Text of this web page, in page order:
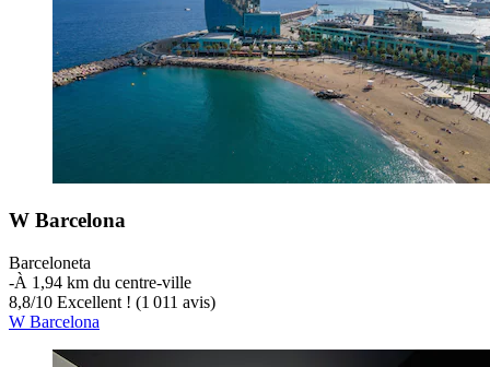
W Barcelona
Barceloneta
‐À 1,94 km du centre-ville
8,8/10 Excellent ! (1 011 avis)
W Barcelona